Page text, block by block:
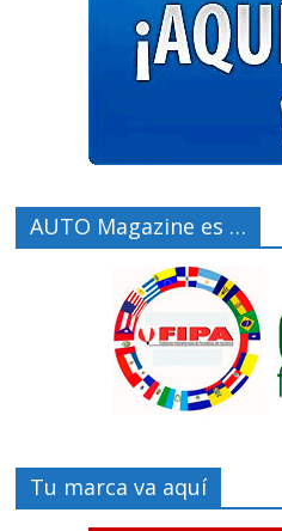
AUTO Magazine es …
Tu marca va aquí